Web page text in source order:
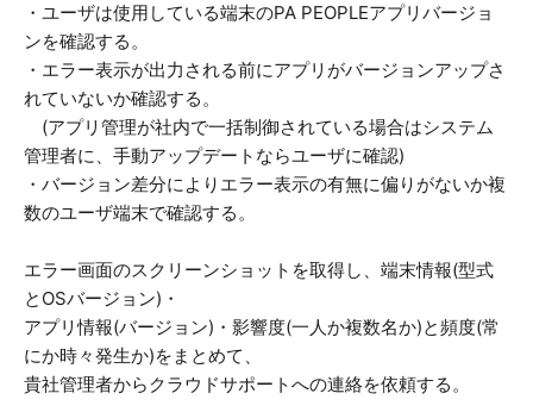
・ユーザは使用している端末のPA PEOPLEアプリバージョ
ンを確認する。
・エラー表示が出力される前にアプリがバージョンアップさ
れていないか確認する。
(アプリ管理が社内で一括制御されている場合はシステム
管理者に、手動アップデートならユーザに確認)
・バージョン差分によりエラー表示の有無に偏りがないか複
数のユーザ端末で確認する。
エラー画面のスクリーンショットを取得し、端末情報(型式
とOSバージョン)・
アプリ情報(バージョン)・影響度(一人か複数名か)と頻度(常
にか時々発生か)をまとめて、
貴社管理者からクラウドサポートへの連絡を依頼する。